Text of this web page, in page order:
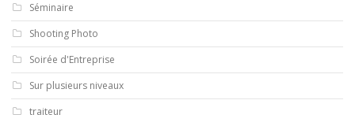
Séminaire
Shooting Photo
Soirée d'Entreprise
Sur plusieurs niveaux
traiteur